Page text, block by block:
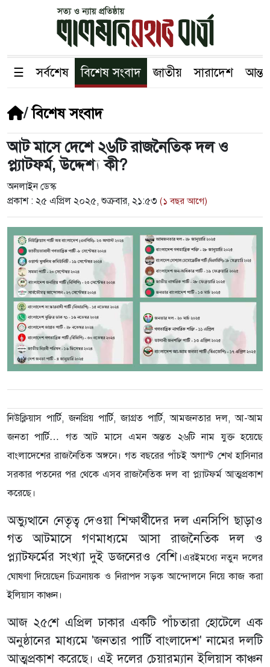
☰ সর্বশেষ বিশেষ সংবাদ জাতীয় সারাদেশ
/বিশেষ সংবাদ
আট মাসে দেশে ২৬টি রাজনৈতিক দল ও
প্ল্যাটফর্ম, উদ্দেশ্য কী?
অনলাইন ডেস্ক
প্রকাশ : ২৫ এপ্রিল ২০২৫, শুক্রবার, ২১:৫৩ (১ বছর আগে)
নিউক্লিয়াস পার্টি, জনপ্রিয় পার্টি, জাগ্রত পার্টি, আমজনতার দল, আ-আম
জনতা পার্টি… গত আট মাসে এমন অন্তত ২৬টি নাম যুক্ত হয়েছে
বাংলাদেশের রাজনৈতিক অঙ্গনে। গত বছরের পাঁচই অগাস্ট শেখ হাসিনার
সরকার পতনের পর থেকে এসব রাজনৈতিক দল বা প্ল্যাটফর্ম আত্মপ্রকাশ
করেছে।
অভ্যুত্থানে নেতৃত্ব দেওয়া শিক্ষার্থীদের দল এনসিপি ছাড়াও
গত আটমাসে গণমাধ্যমে আসা রাজনৈতিক দল ও
প্ল্যাটফর্মের সংখ্যা দুই ডজনেরও বেশি।এরইমধ্যে নতুন দলের
ঘোষণা দিয়েছেন চিত্রনায়ক ও নিরাপদ সড়ক আন্দোলনে নিয়ে কাজ করা
ইলিয়াস কাঞ্চন।
আজ ২৫শে এপ্রিল ঢাকার একটি পাঁচতারা হোটেলে এক
অনুষ্ঠানের মাধ্যমে 'জনতার পার্টি বাংলাদেশ' নামের দলটি
আত্মপ্রকাশ করেছে। এই দলের চেয়ারম্যান ইলিয়াস কাঞ্চন